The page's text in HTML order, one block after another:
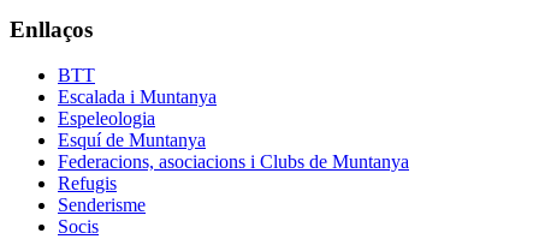
Enllaços
BTT
Escalada i Muntanya
Espeleologia
Esquí de Muntanya
Federacions, asociacions i Clubs de Muntanya
Refugis
Senderisme
Socis